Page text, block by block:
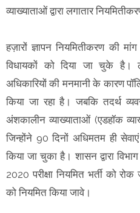
व्याख्याताओं द्वारा लगातार
हज़ारों ज्ञापन नियमितीकरण की
विधायकों को दिया जा चुके है।
अधिकारियों की मनमानी के कारण
किया जा रहा है। जबकि तदर्थ
अंशकालीन व्याख्याताओं (एडहॉक
जिन्होंने 90 दिनों अधिमतम ही सेवाएं
किया जा चुका है। शासन द्वारा
2020 परीक्षा नियमित भर्ती को
को नियमित किया जावे।